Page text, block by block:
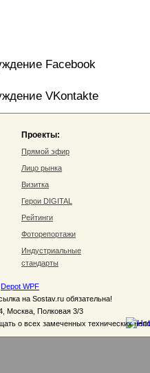
Facebook
VKontakte
Проекты:
Прямой эфир
Лицо рынка
Визитка
Герои DIGITAL
Рейтинги
Фоторепортажи
Индустриальные
стандарты
Depot WPF
на Sostav.ru обязательна!
Москва, Полковая 3/3
о всех замеченных технических